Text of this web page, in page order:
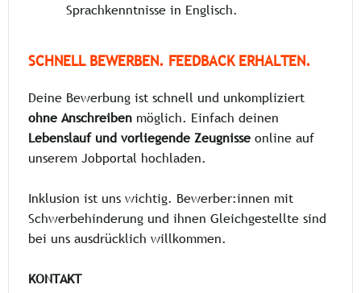
Sprachkenntnisse in Englisch.
SCHNELL BEWERBEN. FEEDBACK ERHALTEN.
Deine Bewerbung ist schnell und unkompliziert
ohne Anschreiben möglich. Einfach deinen
Lebenslauf und vorliegende Zeugnisse online auf
unserem Jobportal hochladen.
Inklusion ist uns wichtig. Bewerber:innen mit
Schwerbehinderung und ihnen Gleichgestellte sind
bei uns ausdrücklich willkommen.
KONTAKT